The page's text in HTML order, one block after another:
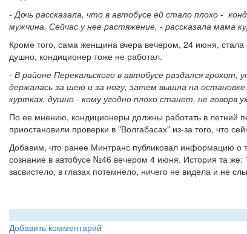
- Дочь рассказала, что в автобусе ей стало плохо -
мужчина. Сейчас у нее растяжение, - рассказала мама
Кроме того, сама женщина вчера вечером, 24 июня,
душно, кондиционер тоже не работал.
- В районе Перекальского в автобусе раздался
держалась за шею и за ногу, затем вышла на
куртках, душно - кому угодно плохо станет, не
По ее мнению, кондиционеры должны работать в летний
приостановили проверки в "Волгабасах" из-за того, что
Добавим, что ранее Минтранс публиковал информацию о
сознание в автобусе №46 вечером 4 июня. История та же:
засвистело, в глазах потемнело, ничего не видела и не
Добавить комментарий